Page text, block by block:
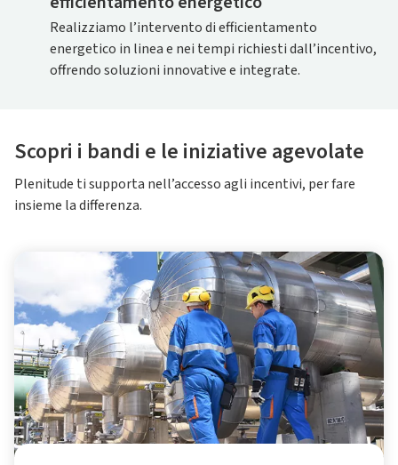
Realizziamo l’intervento di efficientamento
energetico in linea e nei tempi richiesti dall’incentivo,
offrendo soluzioni innovative e integrate.
Scopri i bandi e le iniziative agevolate
Plenitude ti supporta nell’accesso agli incentivi, per fare
insieme la differenza.